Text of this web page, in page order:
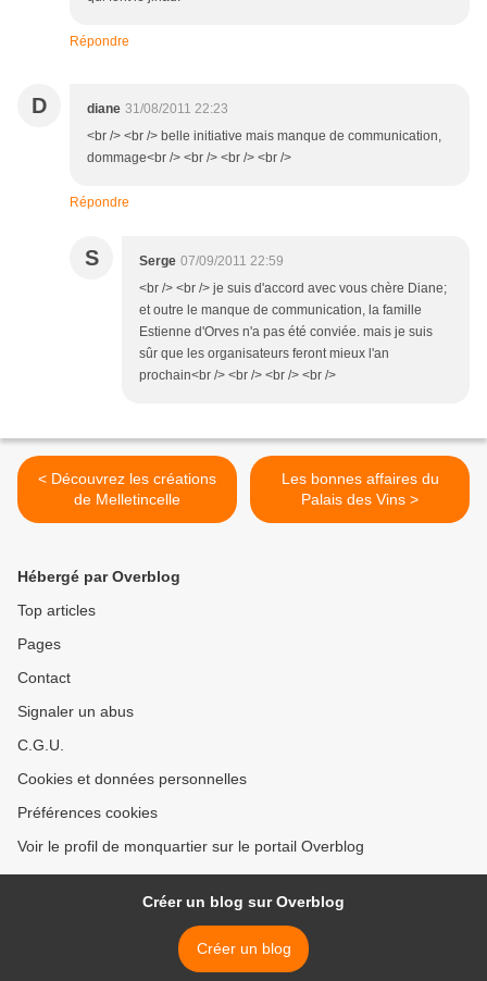
Répondre
D diane 31/08/2011 22:23
<br /> <br /> belle initiative mais manque de communication,
dommage<br /> <br /> <br /> <br />
Répondre
S Serge 07/09/2011 22:59
<br /> <br /> je suis d'accord avec vous chère Diane;
et outre le manque de communication, la famille
Estienne d'Orves n'a pas été conviée. mais je suis
sûr que les organisateurs feront mieux l'an
prochain<br /> <br /> <br /> <br />
< Découvrez les créations
de Melletincelle
Les bonnes affaires du
Palais des Vins >
Hébergé par Overblog
Top articles
Pages
Contact
Signaler un abus
C.G.U.
Cookies et données personnelles
Préférences cookies
Voir le profil de monquartier sur le portail Overblog
Créer un blog sur Overblog
Créer un blog